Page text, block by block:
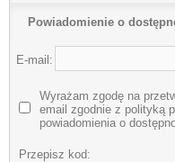
Powiadomienie o
E-mail:
Wyrażam zgodę na
email zgodnie z polityką
powiadomienia o
Przepisz kod: